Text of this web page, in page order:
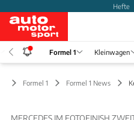
Hefte
Formel 1 Kleinwagen
Formel 1 Formel 1 News
MERCEDES IM FOTOFINISH